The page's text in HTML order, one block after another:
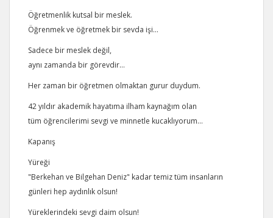
Öğretmenlik kutsal bir meslek.
Öğrenmek ve öğretmek bir sevda işi…
Sadece bir meslek değil,
aynı zamanda bir görevdir…
Her zaman bir öğretmen olmaktan gurur duydum.
42 yıldır akademik hayatıma ilham kaynağım olan
tüm öğrencilerimi sevgi ve minnetle kucaklıyorum…
Kapanış
Yüreği
"Berkehan ve Bilgehan Deniz" kadar temiz tüm insanların
günleri hep aydınlık olsun!
Yüreklerindeki sevgi daim olsun!